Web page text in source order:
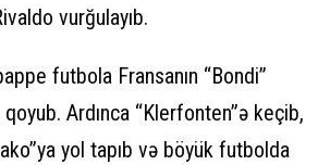
vurğulayıb.
futbola Fransanın “Bondi”
Ardınca “Klerfonten”ə keçib,
yol tapıb və böyük futbolda